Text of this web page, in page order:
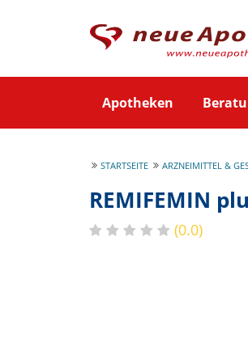
Apotheken
STARTSEITE ARZNEIMITTEL &
REMIFEMIN
(0.0)